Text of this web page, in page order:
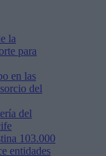
la
para
en las
del
del
103.000
entidades